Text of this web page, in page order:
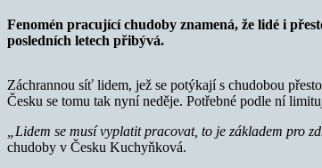
Fenomén pracující chudoby znamená, že lidé i
posledních letech přibývá.
Záchrannou síť lidem, jež se potýkají s chudobou
Česku se tomu tak nyní neděje. Potřebné podle ní
„Lidem se musí vyplatit pracovat, to je základem pro
chudoby v Česku Kuchyňková.